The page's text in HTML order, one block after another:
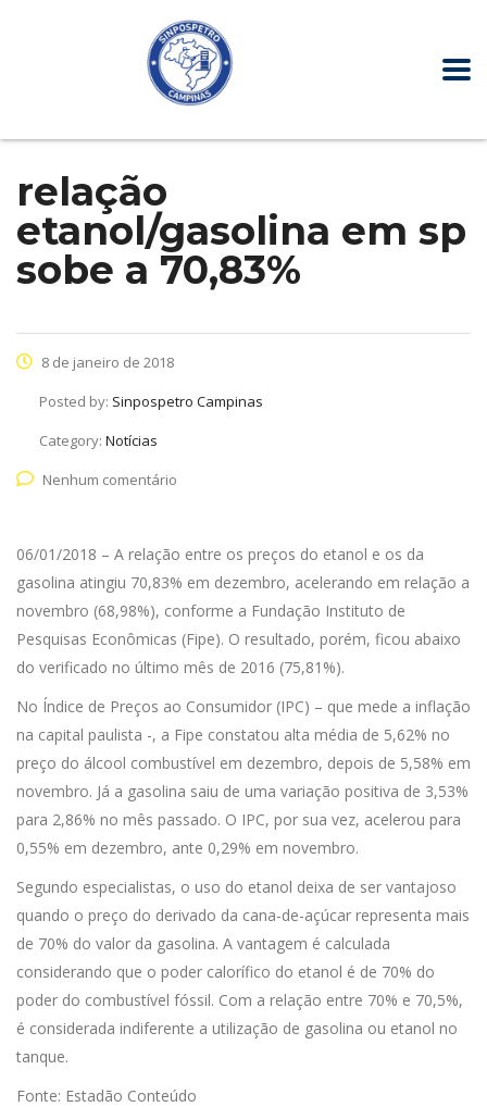
relação
etanol/gasolina em sp
sobe a 70,83%
8 de janeiro de 2018
Posted by: Sinpospetro Campinas
Category: Notícias
Nenhum comentário
06/01/2018 – A relação entre os preços do etanol e os da
gasolina atingiu 70,83% em dezembro, acelerando em relação a
novembro (68,98%), conforme a Fundação Instituto de
Pesquisas Econômicas (Fipe). O resultado, porém, ficou abaixo
do verificado no último mês de 2016 (75,81%).
No Índice de Preços ao Consumidor (IPC) – que mede a inflação
na capital paulista -, a Fipe constatou alta média de 5,62% no
preço do álcool combustível em dezembro, depois de 5,58% em
novembro. Já a gasolina saiu de uma variação positiva de 3,53%
para 2,86% no mês passado. O IPC, por sua vez, acelerou para
0,55% em dezembro, ante 0,29% em novembro.
Segundo especialistas, o uso do etanol deixa de ser vantajoso
quando o preço do derivado da cana-de-açúcar representa mais
de 70% do valor da gasolina. A vantagem é calculada
considerando que o poder calorífico do etanol é de 70% do
poder do combustível fóssil. Com a relação entre 70% e 70,5%,
é considerada indiferente a utilização de gasolina ou etanol no
tanque.
Fonte: Estadão Conteúdo